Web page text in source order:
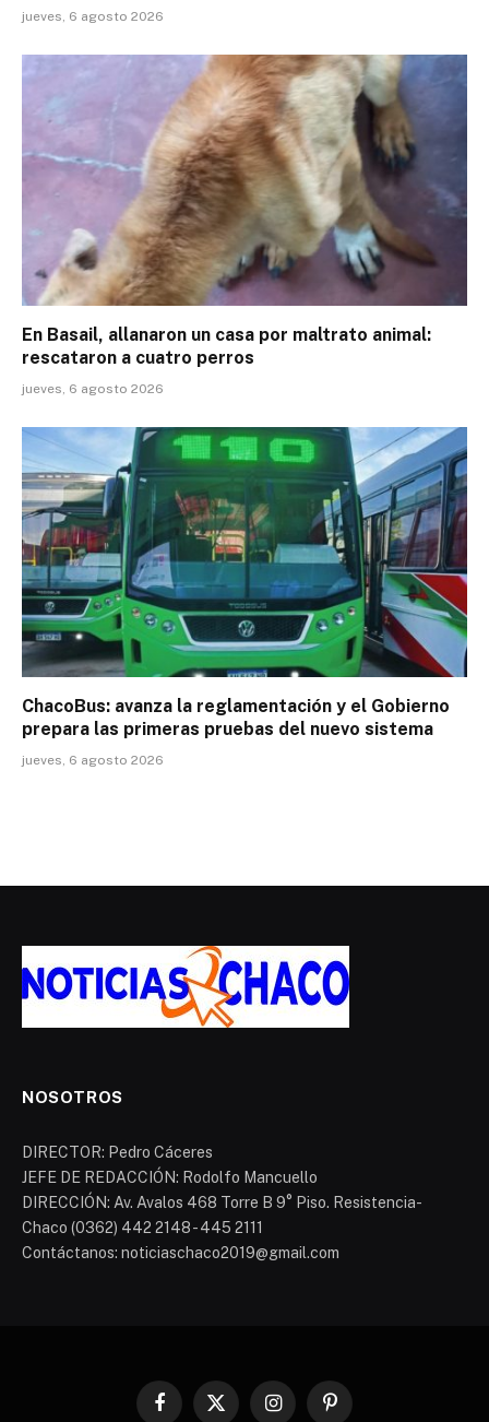
jueves, 6 agosto 2026
En Basail, allanaron un casa por maltrato animal:
rescataron a cuatro perros
jueves, 6 agosto 2026
ChacoBus: avanza la reglamentación y el Gobierno
prepara las primeras pruebas del nuevo sistema
jueves, 6 agosto 2026
NOSOTROS
DIRECTOR: Pedro Cáceres
JEFE DE REDACCIÓN: Rodolfo Mancuello
DIRECCIÓN: Av. Avalos 468 Torre B 9° Piso. Resistencia-
Chaco (0362) 442 2148 - 445 2111
Contáctanos: noticiaschaco2019@gmail.com
Facebook
X InstagramPinterest